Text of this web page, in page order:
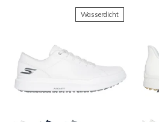
Wasserdicht